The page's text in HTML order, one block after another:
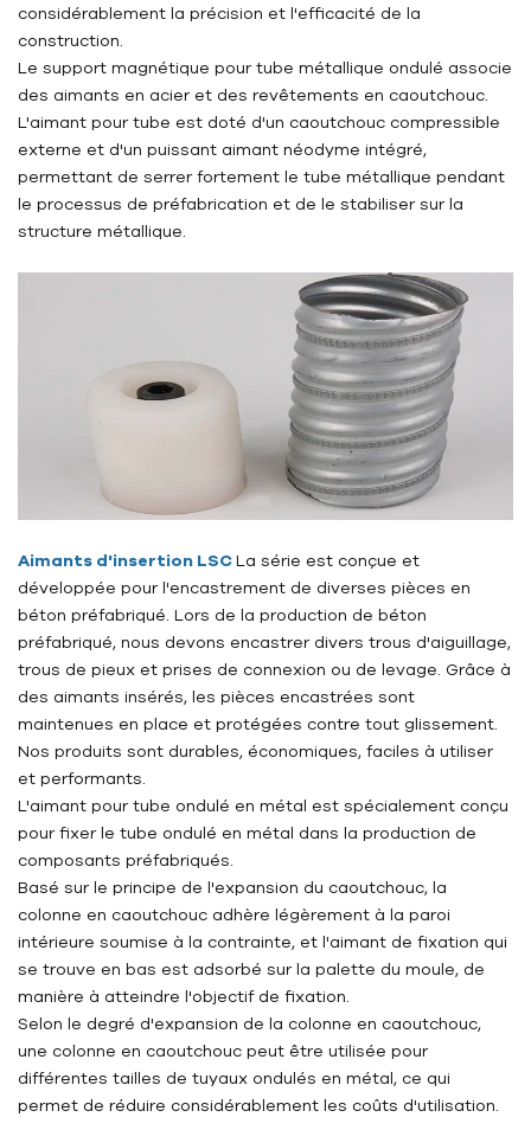
considérablement la précision et l'efficacité de la
construction.
Le support magnétique pour tube métallique ondulé associe
des aimants en acier et des revêtements en caoutchouc.
L'aimant pour tube est doté d'un caoutchouc compressible
externe et d'un puissant aimant néodyme intégré,
permettant de serrer fortement le tube métallique pendant
le processus de préfabrication et de le stabiliser sur la
structure métallique.
Aimants d'insertion LSCLa série est conçue et
développée pour l'encastrement de diverses pièces en
béton préfabriqué. Lors de la production de béton
préfabriqué, nous devons encastrer divers trous d'aiguillage,
trous de pieux et prises de connexion ou de levage. Grâce à
des aimants insérés, les pièces encastrées sont
maintenues en place et protégées contre tout glissement.
Nos produits sont durables, économiques, faciles à utiliser
et performants.
L'aimant pour tube ondulé en métal est spécialement conçu
pour fixer le tube ondulé en métal dans la production de
composants préfabriqués.
Basé sur le principe de l'expansion du caoutchouc, la
colonne en caoutchouc adhère légèrement à la paroi
intérieure soumise à la contrainte, et l'aimant de fixation qui
se trouve en bas est adsorbé sur la palette du moule, de
manière à atteindre l'objectif de fixation.
Selon le degré d'expansion de la colonne en caoutchouc,
une colonne en caoutchouc peut être utilisée pour
différentes tailles de tuyaux ondulés en métal, ce qui
permet de réduire considérablement les coûts d'utilisation.